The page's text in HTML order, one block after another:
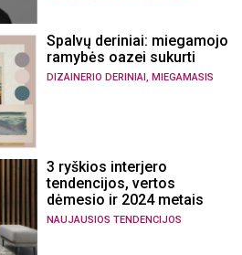
Spalvų deriniai: miegamojo
ramybės oazei sukurti
DIZAINERIO DERINIAI MIEGAMASIS
3 ryškios interjero
tendencijos, vertos
dėmesio ir 2024 metais
NAUJAUSIOS TENDENCIJOS